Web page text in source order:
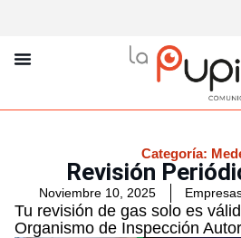
Categoría:
Revisión
Noviembre 10, 2025
Tu revisión de gas solo es
Organismo de Inspección